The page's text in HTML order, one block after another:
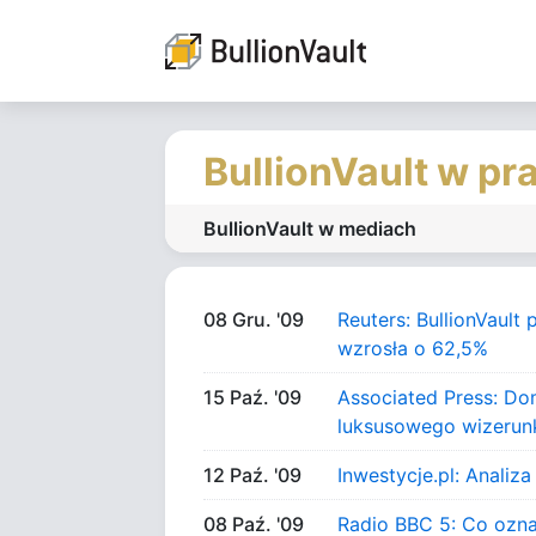
BullionVault w
BullionVault w mediach
08 Gru. '09
Reuters: BullionVault
wzrosła o 62,5%
15 Paź. '09
Associated Press:
luksusowego
12 Paź. '09 Inwestycje.pl:
08 Paź. '09 Radio BBC 5: Co